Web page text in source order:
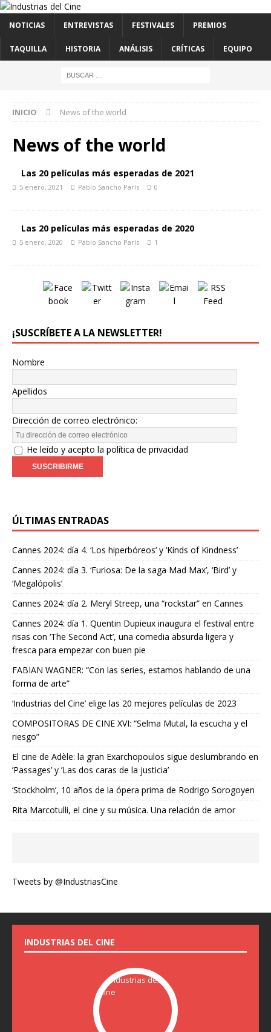
NOTICIAS ENTREVISTAS FESTIVALES PREMIOS
TAQUILLA HISTORIA ANÁLISIS CRÍTICAS EQUIPO
INICIO News of the world
News of the world
Las 20 películas más esperadas de 2021
5 enero, 2021 Pablo Sancho París 0
Las 20 películas más esperadas de 2020
5 enero, 2020 Pablo Sancho París 1
¡SUSCRÍBETE A LA NEWSLETTER!
Nombre
Apellidos
Dirección de correo electrónico:
He leído y acepto la política de privacidad
ÚLTIMAS ENTRADAS
Cannes 2024: día 4. ‘Los hiperbóreos’ y ‘Kinds of Kindness’
Cannes 2024: día 3. ‘Furiosa: De la saga Mad Max’, ‘Bird’ y
‘Megalópolis’
Cannes 2024: día 2. Meryl Streep, una “rockstar” en Cannes
Cannes 2024: día 1. Quentin Dupieux inaugura el festival entre
risas con ‘The Second Act’, una comedia absurda ligera y
fresca para empezar con buen pie
FABIAN WAGNER: “Con las series, estamos hablando de una
forma de arte”
‘Industrias del Cine’ elige las 20 mejores películas de 2023
COMPOSITORAS DE CINE XVI: “Selma Mutal, la escucha y el
riesgo”
El cine de Adèle: la gran Exarchopoulos sigue deslumbrando en
’Passages’ y ’Las dos caras de la justicia’
‘Stockholm’, 10 años de la ópera prima de Rodrigo Sorogoyen
Rita Marcotulli, el cine y su música. Una relación de amor
Tweets by @IndustriasCine
INDUSTRIAS DEL CINE